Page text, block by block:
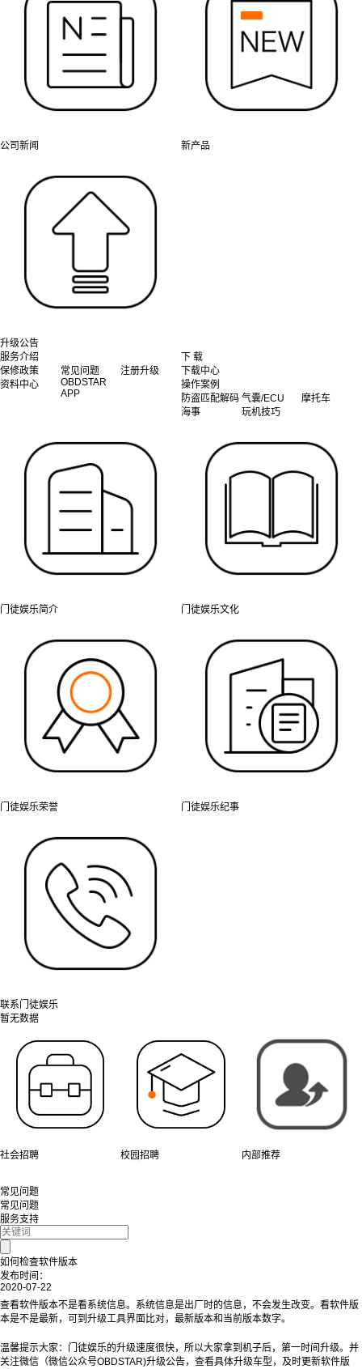
公司新闻 新产品
升级公告
服务介绍
保修政策
常见问题
注册升级
资料中心
OBDSTAR
APP
下 载
下载中心
操作案例
防盗匹配解码 气囊/ECU
摩托车
海事
玩机技巧
门徒娱乐简介 门徒娱乐文化
门徒娱乐荣誉 门徒娱乐纪事
联系门徒娱乐
暂无数据
社会招聘 校园招聘 内部推荐
常见问题
常见问题
服务支持
如何检查软件版本
发布时间：
2020-07-22
查看软件版本不是看系统信息。系统信息是出厂时的信息，不会发生改变。看软件版
本是不是最新，可到升级工具界面比对，最新版本和当前版本数字。
温馨提示大家：门徒娱乐的升级速度很快，所以大家拿到机子后，第一时间升级。并
关注微信（微信公众号OBDSTAR)升级公告，查看具体升级车型，及时更新软件版